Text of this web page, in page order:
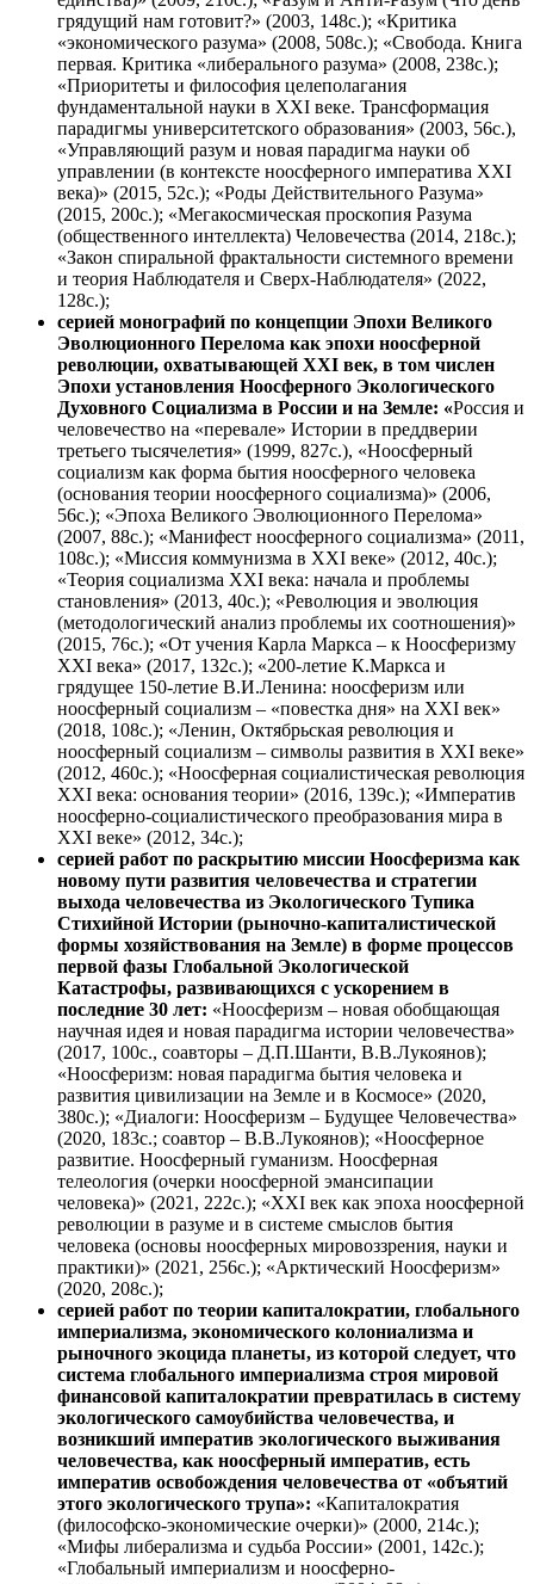
грядущий нам готовит?» (2003, 148с.); «Критика
«экономического разума» (2008, 508с.); «Свобода. Книга
первая. Критика «либерального разума» (2008, 238с.);
«Приоритеты и философия целеполагания
фундаментальной науки в XXI веке. Трансформация
парадигмы университетского образования» (2003, 56с.),
«Управляющий разум и новая парадигма науки об
управлении (в контексте ноосферного императива XXI
века)» (2015, 52с.); «Роды Действительного Разума»
(2015, 200с.); «Мегакосмическая проскопия Разума
(общественного интеллекта) Человечества (2014, 218с.);
«Закон спиральной фрактальности системного времени
и теория Наблюдателя и Сверх-Наблюдателя» (2022,
128с.);
серией монографий по концепции Эпохи Великого
Эволюционного Перелома как эпохи ноосферной
революции, охватывающей XXI век, в том числен
Эпохи установления Ноосферного Экологического
Духовного Социализма в России и на Земле: «Россия и
человечество на «перевале» Истории в преддверии
третьего тысячелетия» (1999, 827с.), «Ноосферный
социализм как форма бытия ноосферного человека
(основания теории ноосферного социализма)» (2006,
56с.); «Эпоха Великого Эволюционного Перелома»
(2007, 88с.); «Манифест ноосферного социализма» (2011,
108с.); «Миссия коммунизма в XXI веке» (2012, 40с.);
«Теория социализма XXI века: начала и проблемы
становления» (2013, 40с.); «Революция и эволюция
(методологический анализ проблемы их соотношения)»
(2015, 76с.); «От учения Карла Маркса – к Ноосферизму
XXI века» (2017, 132с.); «200-летие К.Маркса и
грядущее 150-летие В.И.Ленина: ноосферизм или
ноосферный социализм – «повестка дня» на XXI век»
(2018, 108с.); «Ленин, Октябрьская революция и
ноосферный социализм – символы развития в XXI веке»
(2012, 460с.); «Ноосферная социалистическая революция
XXI века: основания теории» (2016, 139с.); «Императив
ноосферно-социалистического преобразования мира в
XXI веке» (2012, 34с.);
серией работ по раскрытию миссии Ноосферизма как
новому пути развития человечества и стратегии
выхода человечества из Экологического Тупика
Стихийной Истории (рыночно-капиталистической
формы хозяйствования на Земле) в форме процессов
первой фазы Глобальной Экологической
Катастрофы, развивающихся с ускорением в
последние 30 лет: «Ноосферизм – новая обобщающая
научная идея и новая парадигма истории человечества»
(2017, 100с., соавторы – Д.П.Шанти, В.В.Лукоянов);
«Ноосферизм: новая парадигма бытия человека и
развития цивилизации на Земле и в Космосе» (2020,
380с.); «Диалоги: Ноосферизм – Будущее Человечества»
(2020, 183с.; соавтор – В.В.Лукоянов); «Ноосферное
развитие. Ноосферный гуманизм. Ноосферная
телеология (очерки ноосферной эмансипации
человека)» (2021, 222с.); «XXI век как эпоха ноосферной
революции в разуме и в системе смыслов бытия
человека (основы ноосферных мировоззрения, науки и
практики)» (2021, 256с.); «Арктический Ноосферизм»
(2020, 208с.);
серией работ по теории капиталократии, глобального
империализма, экономического колониализма и
рыночного экоцида планеты, из которой следует, что
система глобального империализма строя мировой
финансовой капиталократии превратилась в систему
экологического самоубийства человечества, и
возникший императив экологического выживания
человечества, как ноосферный императив, есть
императив освобождения человечества от «объятий
этого экологического трупа»: «Капиталократия
(философско-экономические очерки)» (2000, 214с.);
«Мифы либерализма и судьба России» (2001, 142с.);
«Глобальный империализм и ноосферно-